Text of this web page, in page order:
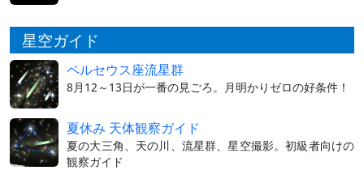
星空ガイド
ペルセウス座流星群
8月12～13日が一番の見ごろ。月明かりゼロの好条件！
夏休み 天体観察ガイド
夏の大三角、天の川、流星群、星空撮影。初級者向けの
観察ガイド